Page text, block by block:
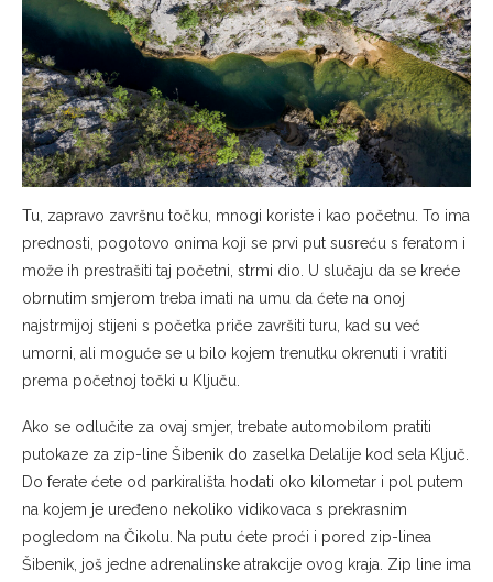
Tu, zapravo završnu točku, mnogi koriste i kao početnu. To ima
prednosti, pogotovo onima koji se prvi put susreću s feratom i
može ih prestrašiti taj početni, strmi dio. U slučaju da se kreće
obrnutim smjerom treba imati na umu da ćete na onoj
najstrmijoj stijeni s početka priče završiti turu, kad su već
umorni, ali moguće se u bilo kojem trenutku okrenuti i vratiti
prema početnoj točki u Ključu.
Ako se odlučite za ovaj smjer, trebate automobilom pratiti
putokaze za zip-line Šibenik do zaselka Delalije kod sela Ključ.
Do ferate ćete od parkirališta hodati oko kilometar i pol putem
na kojem je uređeno nekoliko vidikovaca s prekrasnim
pogledom na Čikolu. Na putu ćete proći i pored zip-linea
Šibenik, još jedne adrenalinske atrakcije ovog kraja. Zip line ima